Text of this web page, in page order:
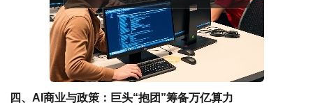
四、AI商业与政策：巨头“抱团”筹备万亿算力